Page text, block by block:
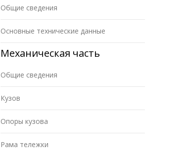
Общие сведения
Основные технические данные
Механическая часть
Общие сведения
Кузов
Опоры кузова
Рама тележки